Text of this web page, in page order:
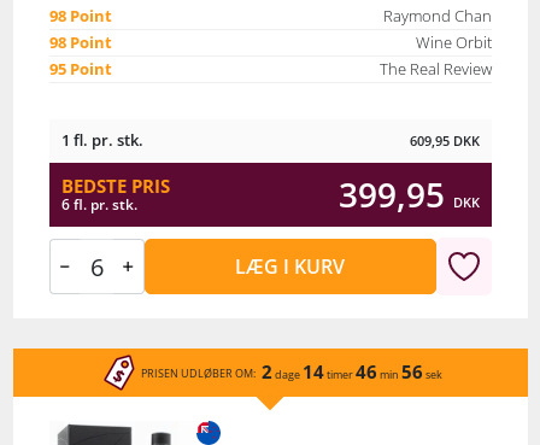
98 Point
Raymond Chan
98 Point
Wine Orbit
95 Point
The Real Review
1 fl. pr. stk. 609,95 DKK
BEDSTE PRIS
6 fl. pr. stk. 399,95 DKK
LÆG I KURV
PRISEN UDLØBER OM: 2 dage 14timer46 min 56 sek